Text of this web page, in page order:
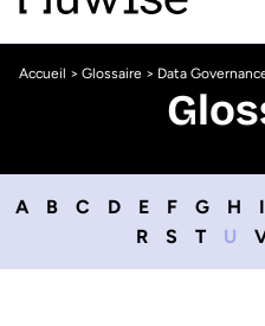
Accueil > Glossaire > Data
A B C D E F G H I
R
S T U